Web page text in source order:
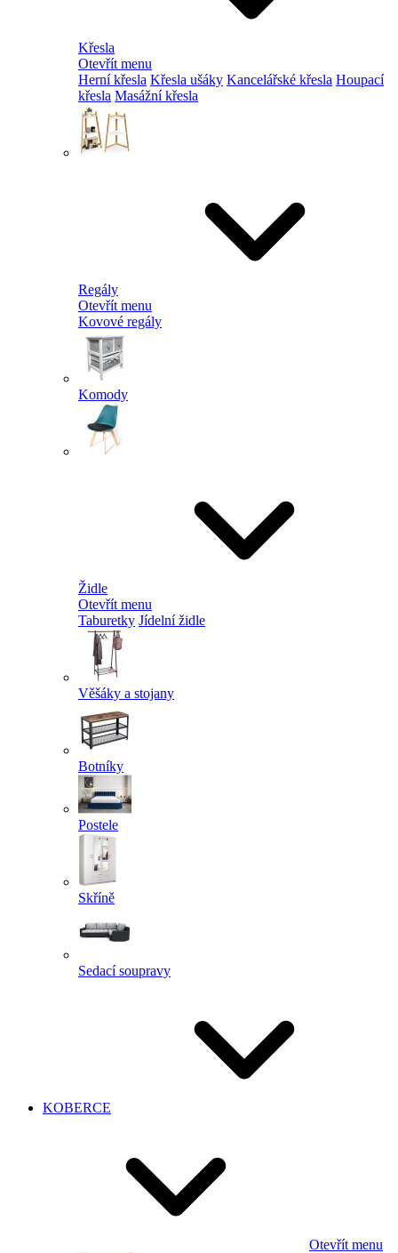
Křesla
Otevřít menu
Herní křesla Křesla ušáky Kancelářské křesla Houpací
křesla Masážní křesla
Regály
Otevřít menu
Kovové regály
Komody
Židle
Otevřít menu
Taburetky Jídelní židle
Věšáky a stojany
Botníky
Postele
Skříně
Sedací soupravy
KOBERCE
Otevřít menu